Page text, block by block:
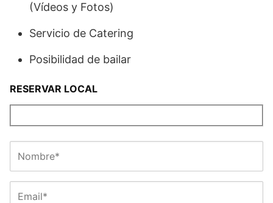
(Vídeos y Fotos)
Servicio de Catering
Posibilidad de bailar
RESERVAR LOCAL